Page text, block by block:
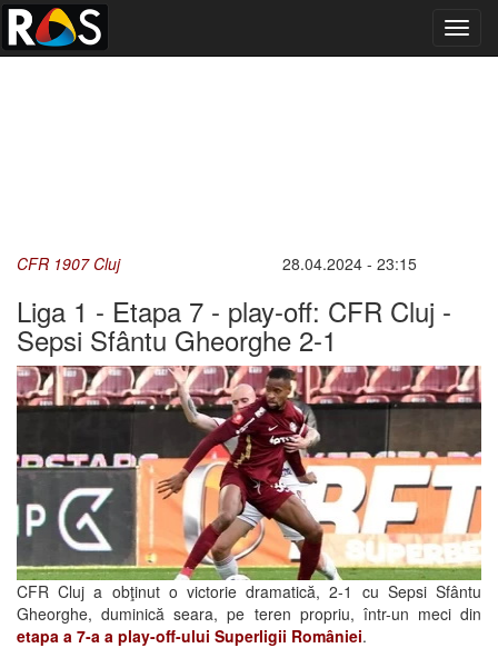
CFR 1907 Cluj 28.04.2024 - 23:15
Liga 1 - Etapa 7 - play-off: CFR Cluj -
Sepsi Sfântu Gheorghe 2-1
CFR Cluj a obţinut o victorie dramatică, 2-1 cu Sepsi Sfântu
Gheorghe, duminică seara, pe teren propriu, într-un meci din
etapa a 7-a a play-off-ului Superligii României.